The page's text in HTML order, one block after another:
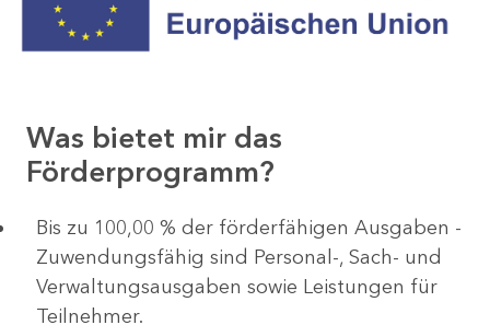
Was bietet mir das
Förderprogramm?
Bis zu 100,00 % der förderfähigen Ausgaben -
Zuwendungsfähig sind Personal-, Sach- und
Verwaltungsausgaben sowie Leistungen für
Teilnehmer.